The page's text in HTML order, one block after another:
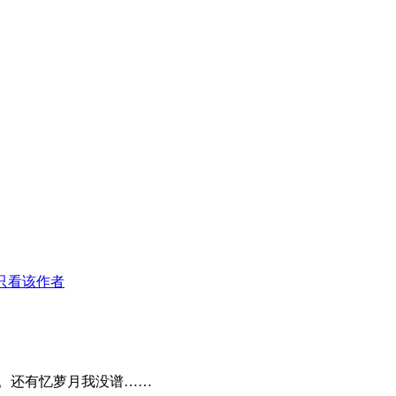
看该作者
还有忆萝月我没谱……